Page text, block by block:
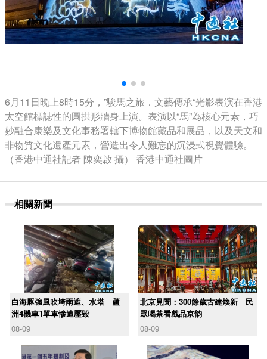
6月11日晚上8時15分，”駿馬之旅．文藝傳承“光影表演在香港
太空館標誌性的圓拱形牆身上演。表演以“馬”為核心元素，巧
妙融合康樂及文化事務署轄下博物館藏品和展品，以及天文和
非物質文化遺產元素，營造出令人難忘的沉浸式視覺體驗。
（香港中通社記者 陳奕啟 攝） 香港中通社圖片
相關新聞
白海豚強風吹垮雨遮、水塔 蘆
洲4機車1單車慘遭壓毀
08-09
北京見聞：300餘歲古建煥新 民
眾喝茶看戲品京韵
08-09